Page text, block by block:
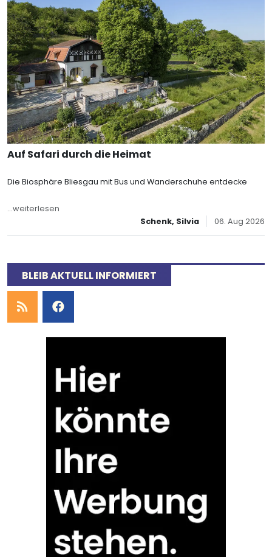
Auf Safari durch die Heimat
Die Biosphäre Bliesgau mit Bus und Wanderschuhe entdecke
...weiterlesen
Schenk, Silvia 06. Aug 2026
BLEIB AKTUELL INFORMIERT